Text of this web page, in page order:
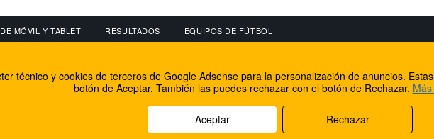
MÓVIL Y TABLET RESULTADOS EQUIPOS DE FÚTBOL
El equipo de FútbolBalear
Soluciones Corporativas IP
Facebook
Twitter
Internet Rural
Registro de
técnico y cookies de terceros de Google Adsense para la personalización de anuncios.
botón de Aceptar. También las puedes rechazar con el botón de Rechazar.
Aceptar Rechazar